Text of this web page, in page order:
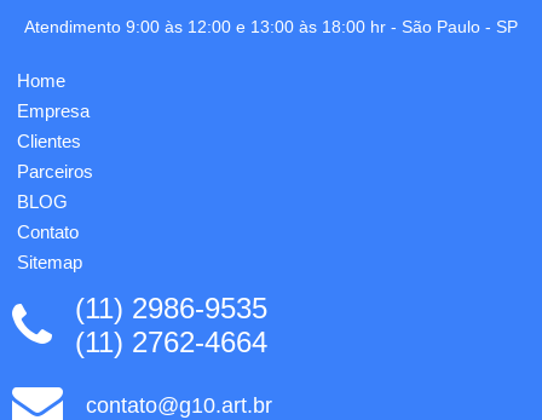
serrilha
Atendimento 9:00 às 12:00 e 13:00 às 18:00 hr - São Paulo - SP
Home
Empresa
Clientes
Parceiros
BLOG
Contato
Sitemap
(11) 2986-9535
(11) 2762-4664
contato@g10.art.br